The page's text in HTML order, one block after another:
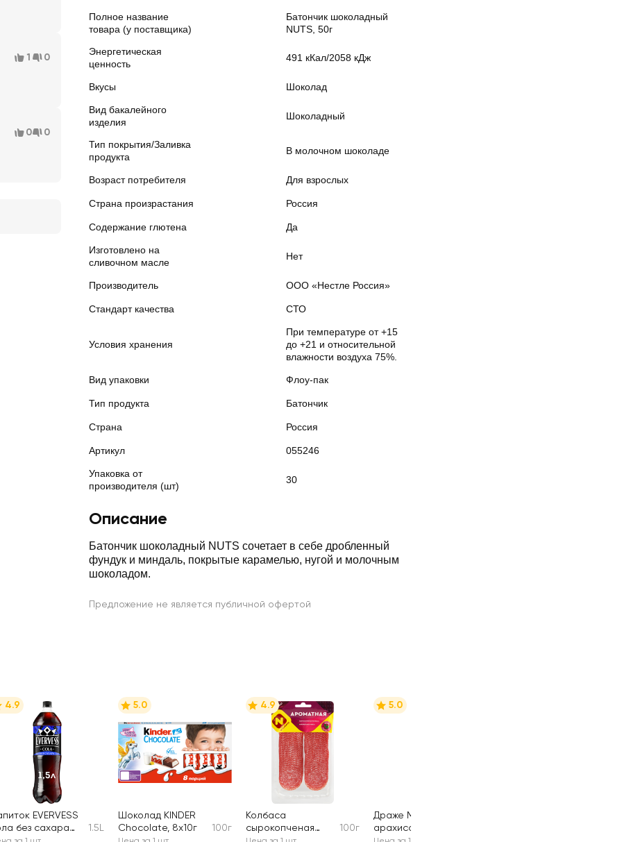
Полное название
товара (у поставщика)
Батончик шоколадный
NUTS, 50г
Энергетическая
ценность
491 кКал/2058 кДж
Вкусы Шоколад
Вид бакалейного
изделия
Шоколадный
Тип покрытия/Заливка
продукта
В молочном шоколаде
Возраст потребителя Для взрослых
Страна произрастания Россия
Содержание глютена Да
Изготовлено на
сливочном масле
Нет
Производитель ООО «Нестле Россия»
Стандарт качества СТО
Условия хранения
При температуре от +15
до +21 и относительной
влажности воздуха 75%.
Вид упаковки Флоу-пак
Тип продукта Батончик
Страна Россия
Артикул 055246
Упаковка от
производителя (шт)
30
Описание
Батончик шоколадный NUTS сочетает в себе дробленный
фундук и миндаль, покрытые карамелью, нугой и молочным
шоколадом.
Предложение не является публичной офертой
1 0
0 0
4.9
EVERVESS
без сахара
1.5L
5.0
Шоколад KINDER
Chocolate, 8х10г
100г
4.9
Колбаса
сырокопченая
100г
5.0
Драже M&M'S С
арахисом